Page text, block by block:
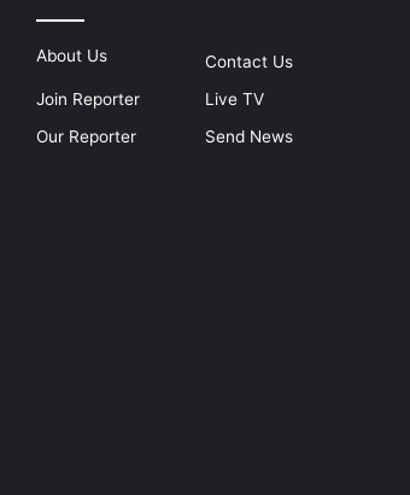
About Us
Contact Us
Join Reporter
Live TV
Our Reporter
Send News